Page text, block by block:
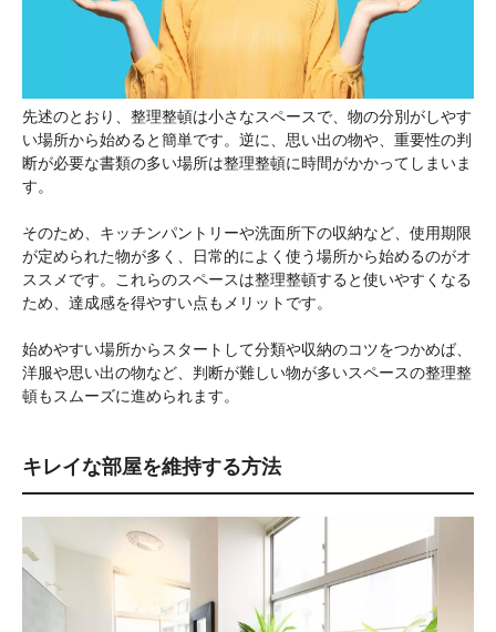
先述のとおり、整理整頓は小さなスペースで、物の分別がしやす
い場所から始めると簡単です。逆に、思い出の物や、重要性の判
断が必要な書類の多い場所は整理整頓に時間がかかってしまいま
す。
そのため、キッチンパントリーや洗面所下の収納など、使用期限
が定められた物が多く、日常的によく使う場所から始めるのがオ
ススメです。これらのスペースは整理整頓すると使いやすくなる
ため、達成感を得やすい点もメリットです。
始めやすい場所からスタートして分類や収納のコツをつかめば、
洋服や思い出の物など、判断が難しい物が多いスペースの整理整
頓もスムーズに進められます。
キレイな部屋を維持する方法